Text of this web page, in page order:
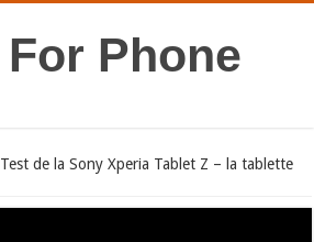
Test de la Sony Xperia Tablet Z – la tablette